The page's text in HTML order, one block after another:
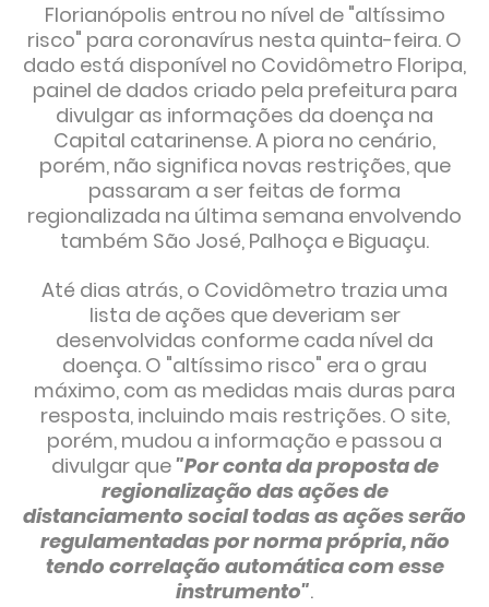
Florianópolis entrou no nível de "altíssimo
risco" para coronavírus nesta quinta-feira. O
dado está disponível no Covidômetro Floripa,
painel de dados criado pela prefeitura para
divulgar as informações da doença na
Capital catarinense. A piora no cenário,
porém, não significa novas restrições, que
passaram a ser feitas de forma
regionalizada na última semana envolvendo
também São José, Palhoça e Biguaçu.
Até dias atrás, o Covidômetro trazia uma
lista de ações que deveriam ser
desenvolvidas conforme cada nível da
doença. O "altíssimo risco" era o grau
máximo, com as medidas mais duras para
resposta, incluindo mais restrições. O site,
porém, mudou a informação e passou a
divulgar que"Por conta da proposta de
regionalização das ações de
distanciamento social todas as ações serão
regulamentadas por norma própria, não
tendo correlação automática com esse
instrumento".